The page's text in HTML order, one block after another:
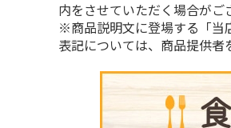
内をさせていただく場合がご
※商品説明文に登場する「当
表記については、商品提供者